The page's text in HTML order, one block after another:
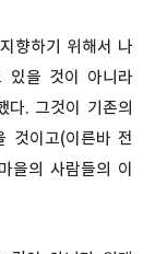
향하기 위해서 나
있을 것이 아니라
다. 그것이 기존의
것이고(이른바 전
을의 사람들의 이